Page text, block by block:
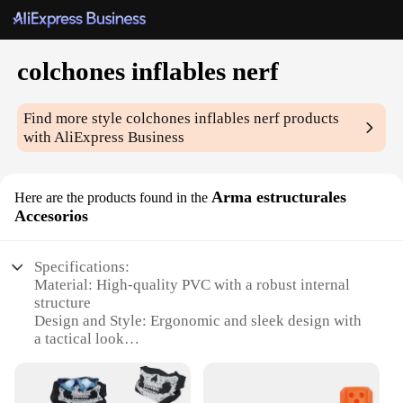
colchones inflables nerf
Find more stylecolchones inflables nerf products
with AliExpress Business
Here are the products found in the Arma estructurales
Accesorios
Specifications:
Material: High-quality PVC with a robust internal
structure
Design and Style: Ergonomic and sleek design with
a tactical look
and gaming scenarios
Typical Adaptive Scenario: Suitable for both indoor